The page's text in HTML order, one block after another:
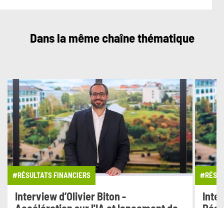
Dans la même chaîne thématique
#RÉSULTATS FINANCIERS
Interview d’Olivier Biton -